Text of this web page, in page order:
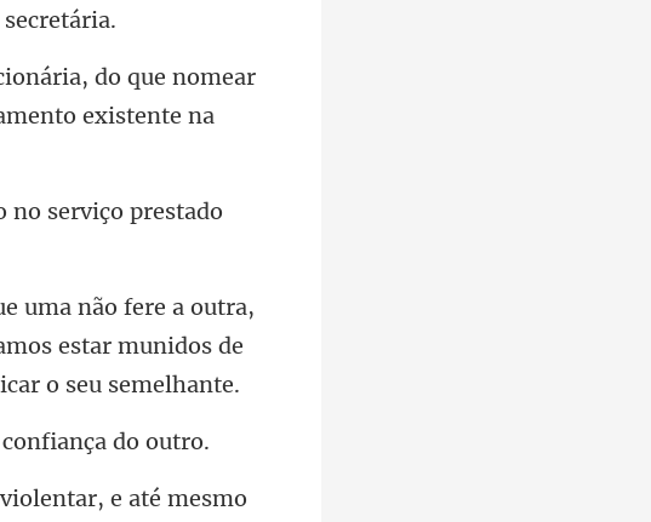
ionária, do que nomear
no serviço
estar munidos de